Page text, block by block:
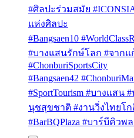
#ศิลปะร่วมสมัย
แห่งศิลปะ
#Bangsaen10
#บางแสนรักษ์โลก #จากแก้
#ChonburiSportsCity
#Bangsaen42
#SportTourism #บางแสน
นุชสุขชาติ #งานวิ่งไทยโก
#BarBQPlaza #บาร์บีคิว